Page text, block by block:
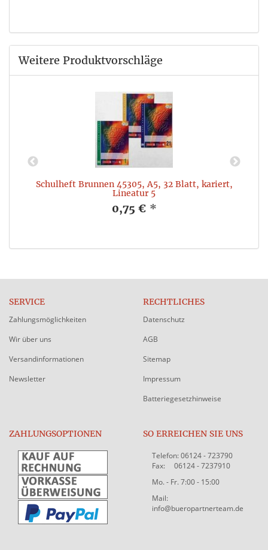
Weitere Produktvorschläge
Schulheft Brunnen 45305, A5, 32 Blatt, kariert,
Lineatur 5
0,75 € *
SERVICE
Zahlungsmöglichkeiten
Wir über uns
Versandinformationen
Newsletter
RECHTLICHES
Datenschutz
AGB
Sitemap
Impressum
Batteriegesetzhinweise
ZAHLUNGSOPTIONEN SO ERREICHEN SIE UNS
Telefon: 06124 - 723790
Fax: 06124 - 7237910
Mo. - Fr. 7:00 - 15:00
Mail:
info@bueropartnerteam.de